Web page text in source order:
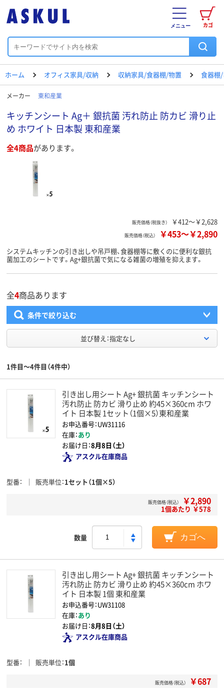
カゴ
メニュー
ホーム オフィス家具/収納 収納家具/食器棚/物置 食器棚
メーカー 東和産業
キッチンシート Ag＋ 銀抗菌 汚れ防止 防カビ 滑り止
め ホワイト 日本製 東和産業
全4商品があります。
販売価格（税抜き） ￥412～￥2,628
販売価格（税込） ￥453～￥2,890
システムキッチンの引き出しや吊戸棚、食器棚等に敷くのに便利な銀抗
菌加工のシートです。Ag+銀抗菌で気になる雑菌の増殖を抑えます。
全4商品あります
条件で絞り込む
並び替え：指定なし
1件目～4件目（4件中）
引き出し用シート Ag+ 銀抗菌 キッチンシート
汚れ防止 防カビ 滑り止め 約45×360cm ホワ
イト 日本製 1セット（1個×5）東和産業
お申込番号：UW31116
在庫：あり
お届け日：8月8日（土）
アスクル在庫商品
型番 販売単位 1セット（1個×5）
販売価格（税込） ￥2,890
1個あたり ￥578
数量 カゴへ
引き出し用シート Ag+ 銀抗菌 キッチンシート
汚れ防止 防カビ 滑り止め 約45×360cm ホワ
イト 日本製 1個 東和産業
お申込番号：UW31108
在庫：あり
お届け日：8月8日（土）
アスクル在庫商品
型番 販売単位 1個
販売価格（税込） ￥687